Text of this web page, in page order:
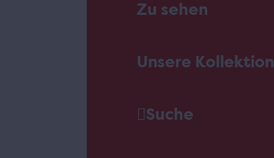
Zu sehen
Unsere Kollektion
Suche